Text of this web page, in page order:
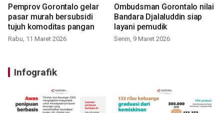
Pemprov Gorontalo gelar
pasar murah bersubsidi
tujuh komoditas pangan
Rabu, 11 Maret 2026
Ombudsman Gorontalo nilai
Bandara Djalaluddin siap
layani pemudik
Senin, 9 Maret 2026
Infografik